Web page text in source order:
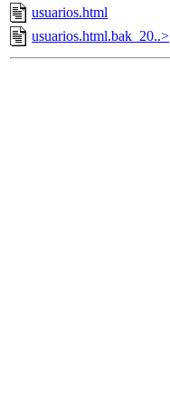
usuarios.html
usuarios.html.bak_20..>